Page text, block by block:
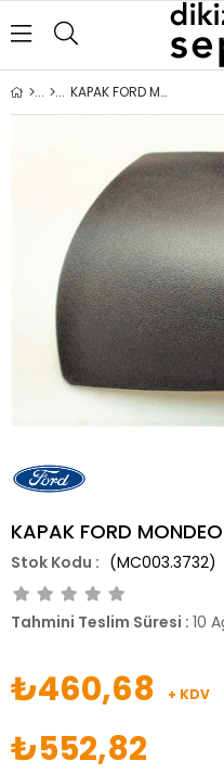
KAPAK FORD MONDEO 2000-2003 SOL
KAPAK FORD
(MC003.3732)
Tahmini Teslim Süresi : 10
₺460,68 + KDV
₺552,82